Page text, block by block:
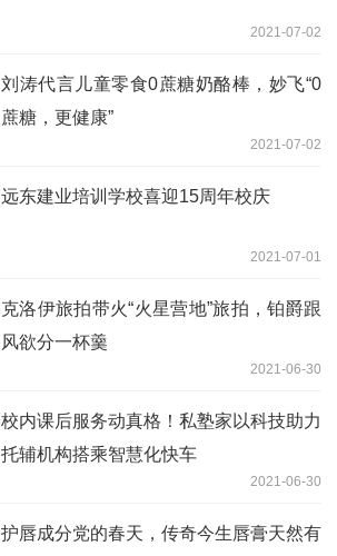
2021-07-02
刘涛代言儿童零食0蔗糖奶酪棒，妙飞“0
蔗糖，更健康”
2021-07-02
远东建业培训学校喜迎15周年校庆
2021-07-01
克洛伊旅拍带火“火星营地”旅拍，铂爵跟
风欲分一杯羹
2021-06-30
校内课后服务动真格！私塾家以科技助力
托辅机构搭乘智慧化快车
2021-06-30
护唇成分党的春天，传奇今生唇膏天然有